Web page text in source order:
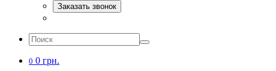
Заказать звонок
0 0 грн.